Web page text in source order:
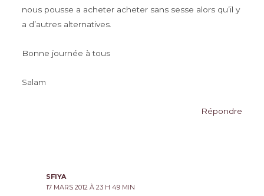
nous pousse a acheter acheter sans sesse alors qu’il y
a d’autres alternatives.
Bonne journée à tous
Salam
Répondre
SFIYA
17 MARS 2012 À 23 H 49 MIN